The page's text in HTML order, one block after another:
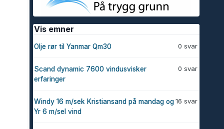
Vis emner
0 svar
Olje rør til Yanmar Qm30
0 svar
Scand dynamic 7600 vindusvisker
erfaringer
16 svar
Windy 16 m/sek Kristiansand på mandag og
Yr 6 m/sel vind